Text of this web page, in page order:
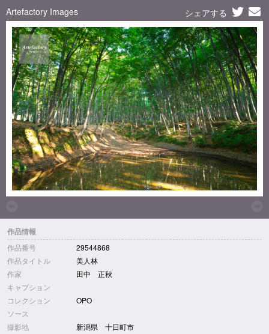
Artefactory Images シェアする
作品情報
作品番号
29544868
作品タイトル
美人林
作家
田中 正秋
キャプション
コレクション
OPO
ソース
撮影地
新潟県 十日町市